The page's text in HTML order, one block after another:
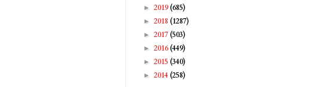
► 2019(685)
► 2018 (1287)
► 2017 (503)
► 2016(449)
► 2015 (340)
► 2014 (258)